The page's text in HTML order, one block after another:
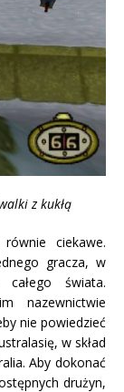
z kukłą
ciekawe.
gracza, w
świata.
nazewnictwie
nie powiedzieć
w skład
Aby dokonać
drużyn,